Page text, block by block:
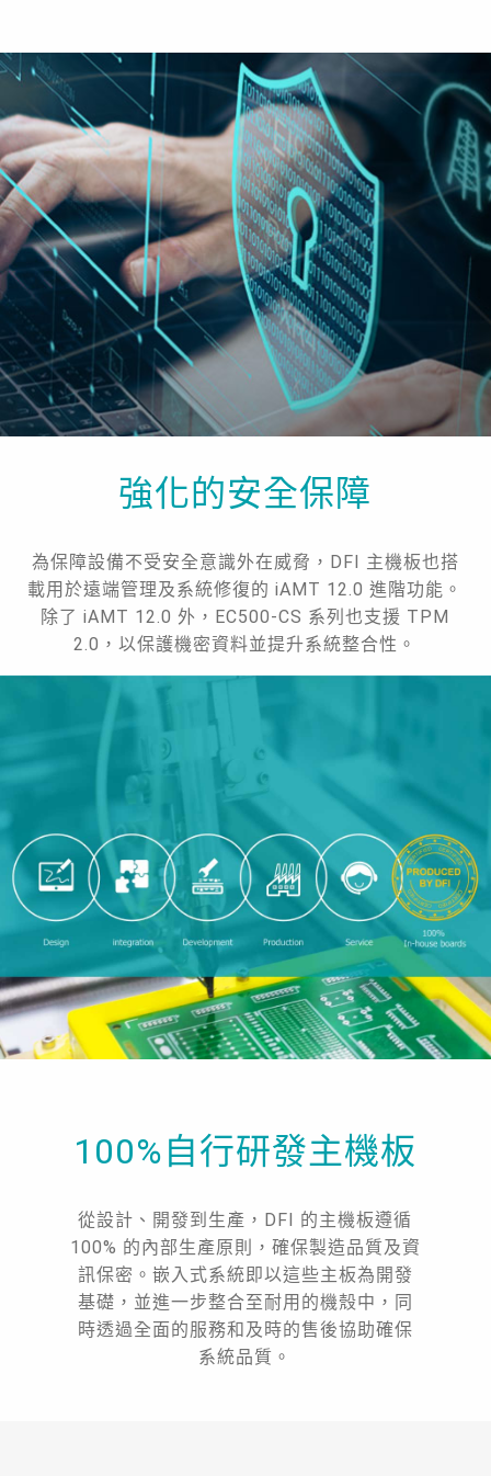
強化的安全保障
為保障設備不受安全意識外在威脅，DFI 主機板也搭
載用於遠端管理及系統修復的 iAMT 12.0 進階功能。
除了 iAMT 12.0 外，EC500-CS 系列也支援 TPM
2.0，以保護機密資料並提升系統整合性。
100%自行研發主機板
從設計、開發到生產，DFI 的主機板遵循
100% 的內部生產原則，確保製造品質及資
訊保密。嵌入式系統即以這些主板為開發
基礎，並進一步整合至耐用的機殼中，同
時透過全面的服務和及時的售後協助確保
系統品質。